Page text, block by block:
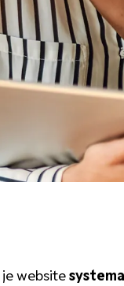
website